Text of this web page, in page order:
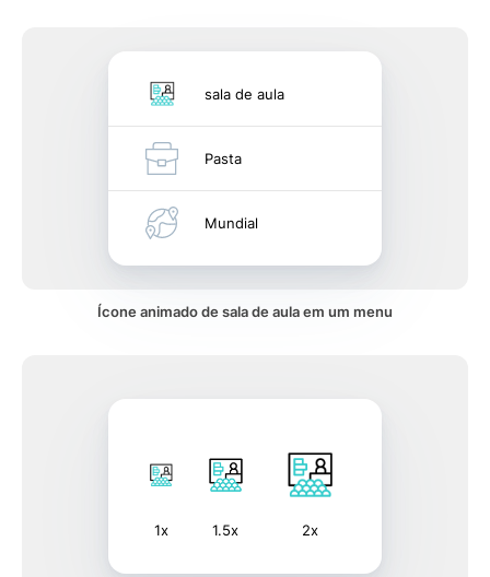
sala de aula
Pasta
Mundial
Ícone animado de sala de aula em um menu
1x 1.5x 2x